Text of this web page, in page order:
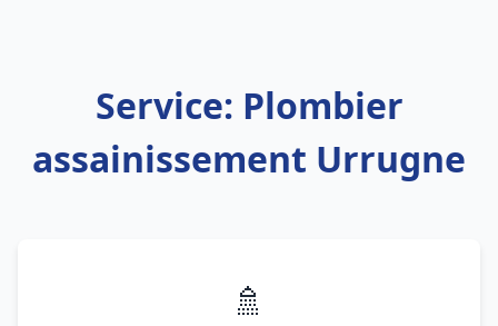
Service: Plombier
assainissement Urrugne
🚿